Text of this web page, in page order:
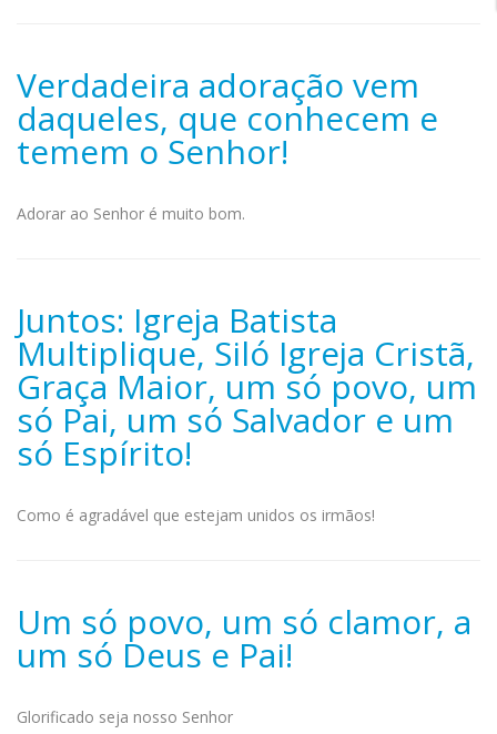
Verdadeira adoração vem
daqueles, que conhecem e
temem o Senhor!
Adorar ao Senhor é muito bom.
Juntos: Igreja Batista
Multiplique, Siló Igreja Cristã,
Graça Maior, um só povo, um
só Pai, um só Salvador e um
só Espírito!
Como é agradável que estejam unidos os irmãos!
Um só povo, um só clamor, a
um só Deus e Pai!
Glorificado seja nosso Senhor